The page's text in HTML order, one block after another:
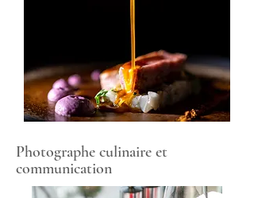
Photographe culinaire et
communication